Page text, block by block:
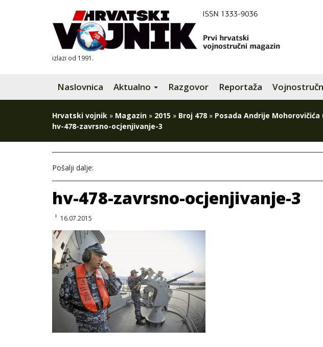
izlazi od 1991.
Naslovnica Aktualno Razgovor Reportaža
Hrvatski vojnik » Magazin » 2015 » Broj 478 » Posada Andrije
hv-478-zavrsno-ocjenjivanje-3
Pošalji dalje:
hv-478-zavrsno-ocjenjivanje-3
16.07.2015